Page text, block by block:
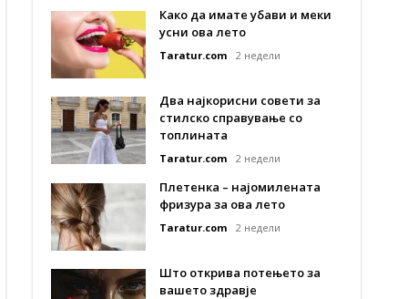
Како да имате убави и меки
усни ова лето
Taratur.com 2 недели
Два најкорисни совети за
стилско справување со
топлината
Taratur.com 2 недели
Плетенка – најомилената
фризура за ова лето
Taratur.com 2 недели
Што открива потењето за
вашето здравје